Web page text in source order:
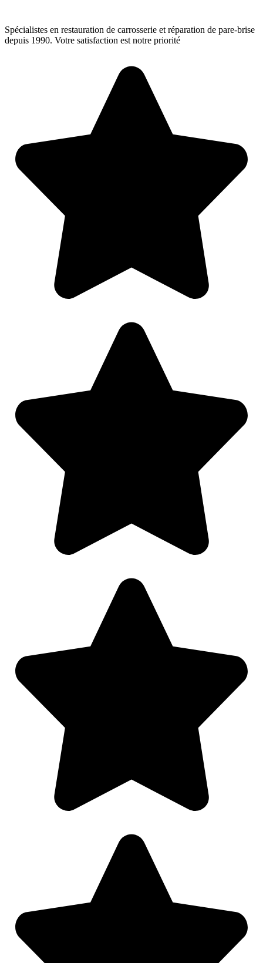
Spécialistes en restauration de carrosserie et réparation de pare-brise
depuis 1990. Votre satisfaction est notre priorité